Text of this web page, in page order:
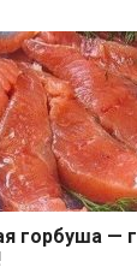
горбуша —